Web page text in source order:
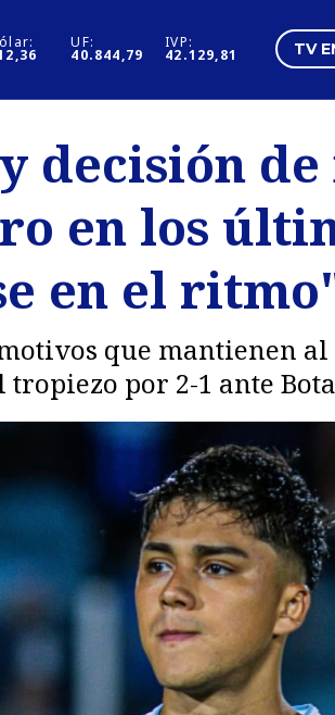
UF:
40.844,79
IVP:
42.129,81 TV
Negocios
Pura Mujer
decisión
en los
en el
que mantienen
por 2-1 ante